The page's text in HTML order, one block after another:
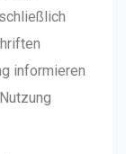
informieren